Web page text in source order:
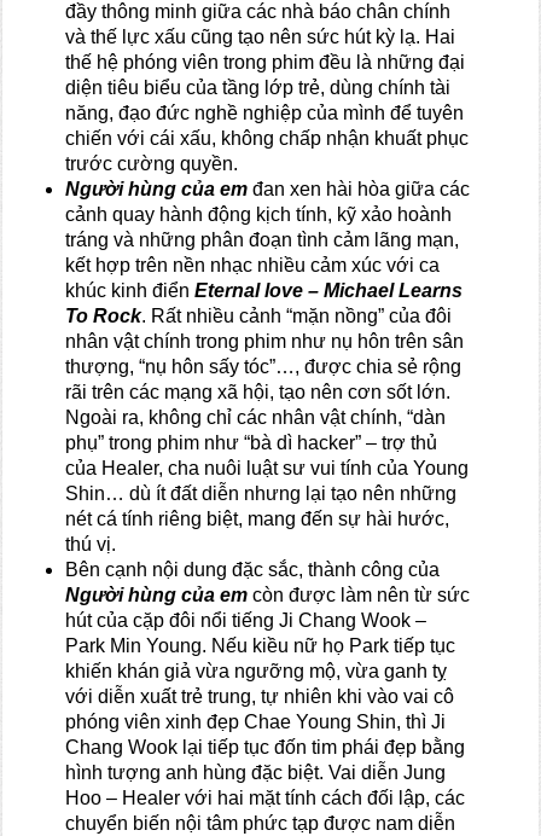
đầy thông minh giữa các nhà báo chân chính
và thế lực xấu cũng tạo nên sức hút kỳ lạ. Hai
thế hệ phóng viên trong phim đều là những đại
diện tiêu biểu của tầng lớp trẻ, dùng chính tài
năng, đạo đức nghề nghiệp của mình để tuyên
chiến với cái xấu, không chấp nhận khuất phục
trước cường quyền.
Người hùng của emđan xen hài hòa giữa các
cảnh quay hành động kịch tính, kỹ xảo hoành
tráng và những phân đoạn tình cảm lãng mạn,
kết hợp trên nền nhạc nhiều cảm xúc với ca
khúc kinh điểnEternal love – Michael Learns
To Rock. Rất nhiều cảnh “mặn nồng” của đôi
nhân vật chính trong phim như nụ hôn trên sân
thượng, “nụ hôn sấy tóc”…, được chia sẻ rộng
rãi trên các mạng xã hội, tạo nên cơn sốt lớn.
Ngoài ra, không chỉ các nhân vật chính, “dàn
phụ” trong phim như “bà dì hacker” – trợ thủ
của Healer, cha nuôi luật sư vui tính của Young
Shin… dù ít đất diễn nhưng lại tạo nên những
nét cá tính riêng biệt, mang đến sự hài hước,
thú vị.
Bên cạnh nội dung đặc sắc, thành công của
Người hùng của emcòn được làm nên từ sức
hút của cặp đôi nổi tiếng Ji Chang Wook –
Park Min Young. Nếu kiều nữ họ Park tiếp tục
khiến khán giả vừa ngưỡng mộ, vừa ganh tỵ
với diễn xuất trẻ trung, tự nhiên khi vào vai cô
phóng viên xinh đẹp Chae Young Shin, thì Ji
Chang Wook lại tiếp tục đốn tim phái đẹp bằng
hình tượng anh hùng đặc biệt. Vai diễn Jung
Hoo – Healer với hai mặt tính cách đối lập, các
chuyển biến nội tâm phức tạp được nam diễn